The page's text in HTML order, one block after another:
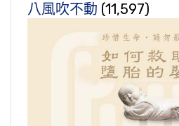
八風吹不動 (11,597)